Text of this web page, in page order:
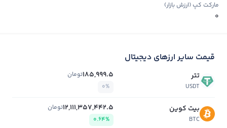
مارکت کپ (ارزش بازار)
0
قیمت سایر ارزهای دیجیتال
تتر
USDT
185,999.5تومان
0%
بیت کوین
BTC
12,111,357,442.5تومان
0.64%